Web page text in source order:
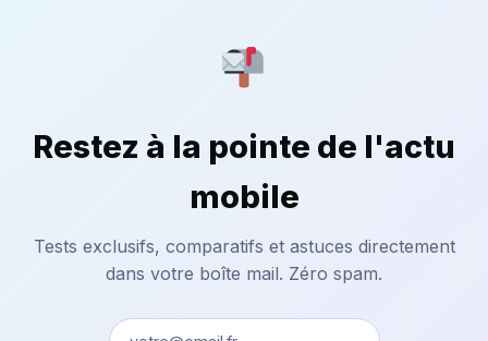
Restez à la pointe de l'actu
mobile
Tests exclusifs, comparatifs et astuces directement
dans votre boîte mail. Zéro spam.